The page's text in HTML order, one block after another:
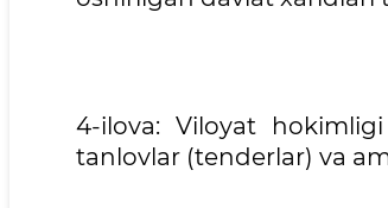
4-ilova: Viloyat
tanlovlar (tenderlar) va